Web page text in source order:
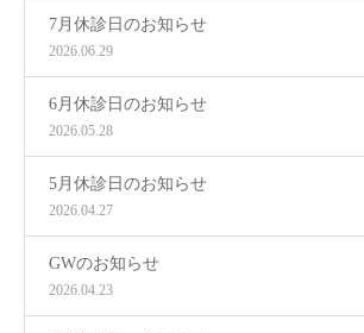
7月休診日のお知らせ
2026.06.29
6月休診日のお知らせ
2026.05.28
5月休診日のお知らせ
2026.04.27
GWのお知らせ
2026.04.23